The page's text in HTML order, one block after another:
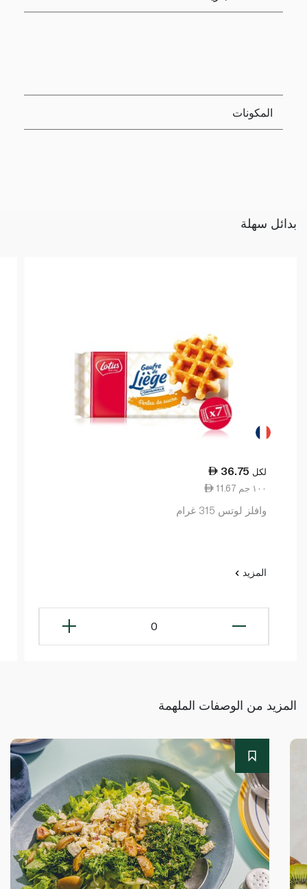
المكونات
بدائل سهلة
36.75 لكل
11.67 ١٠٠ جم
وافلز لوتس 315 غرام
المزيد
0
المزيد من الوصفات الملهمة